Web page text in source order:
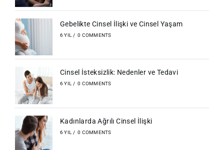
Gebelikte Cinsel İlişki ve Cinsel Yaşam
6 YIL / 0 COMMENTS
Cinsel İsteksizlik: Nedenler ve Tedavi
6 YIL / 0 COMMENTS
Kadınlarda Ağrılı Cinsel İlişki
6 YIL / 0 COMMENTS